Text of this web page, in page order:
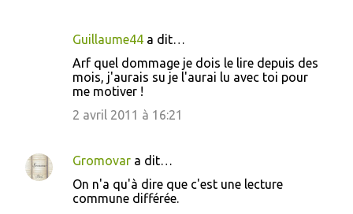
n
t
Guillaume44 a dit…
Arf quel dommage je dois le lire depuis des
mois, j'aurais su je l'aurai lu avec toi pour
me motiver !
2 avril 2011 à 16:21
Gromovar a dit…
On n'a qu'à dire que c'est une lecture
commune différée.